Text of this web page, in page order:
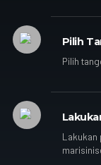
Pilih
Pilih
Lakukan